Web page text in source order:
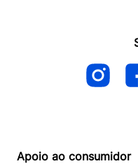
Apoio ao consumidor